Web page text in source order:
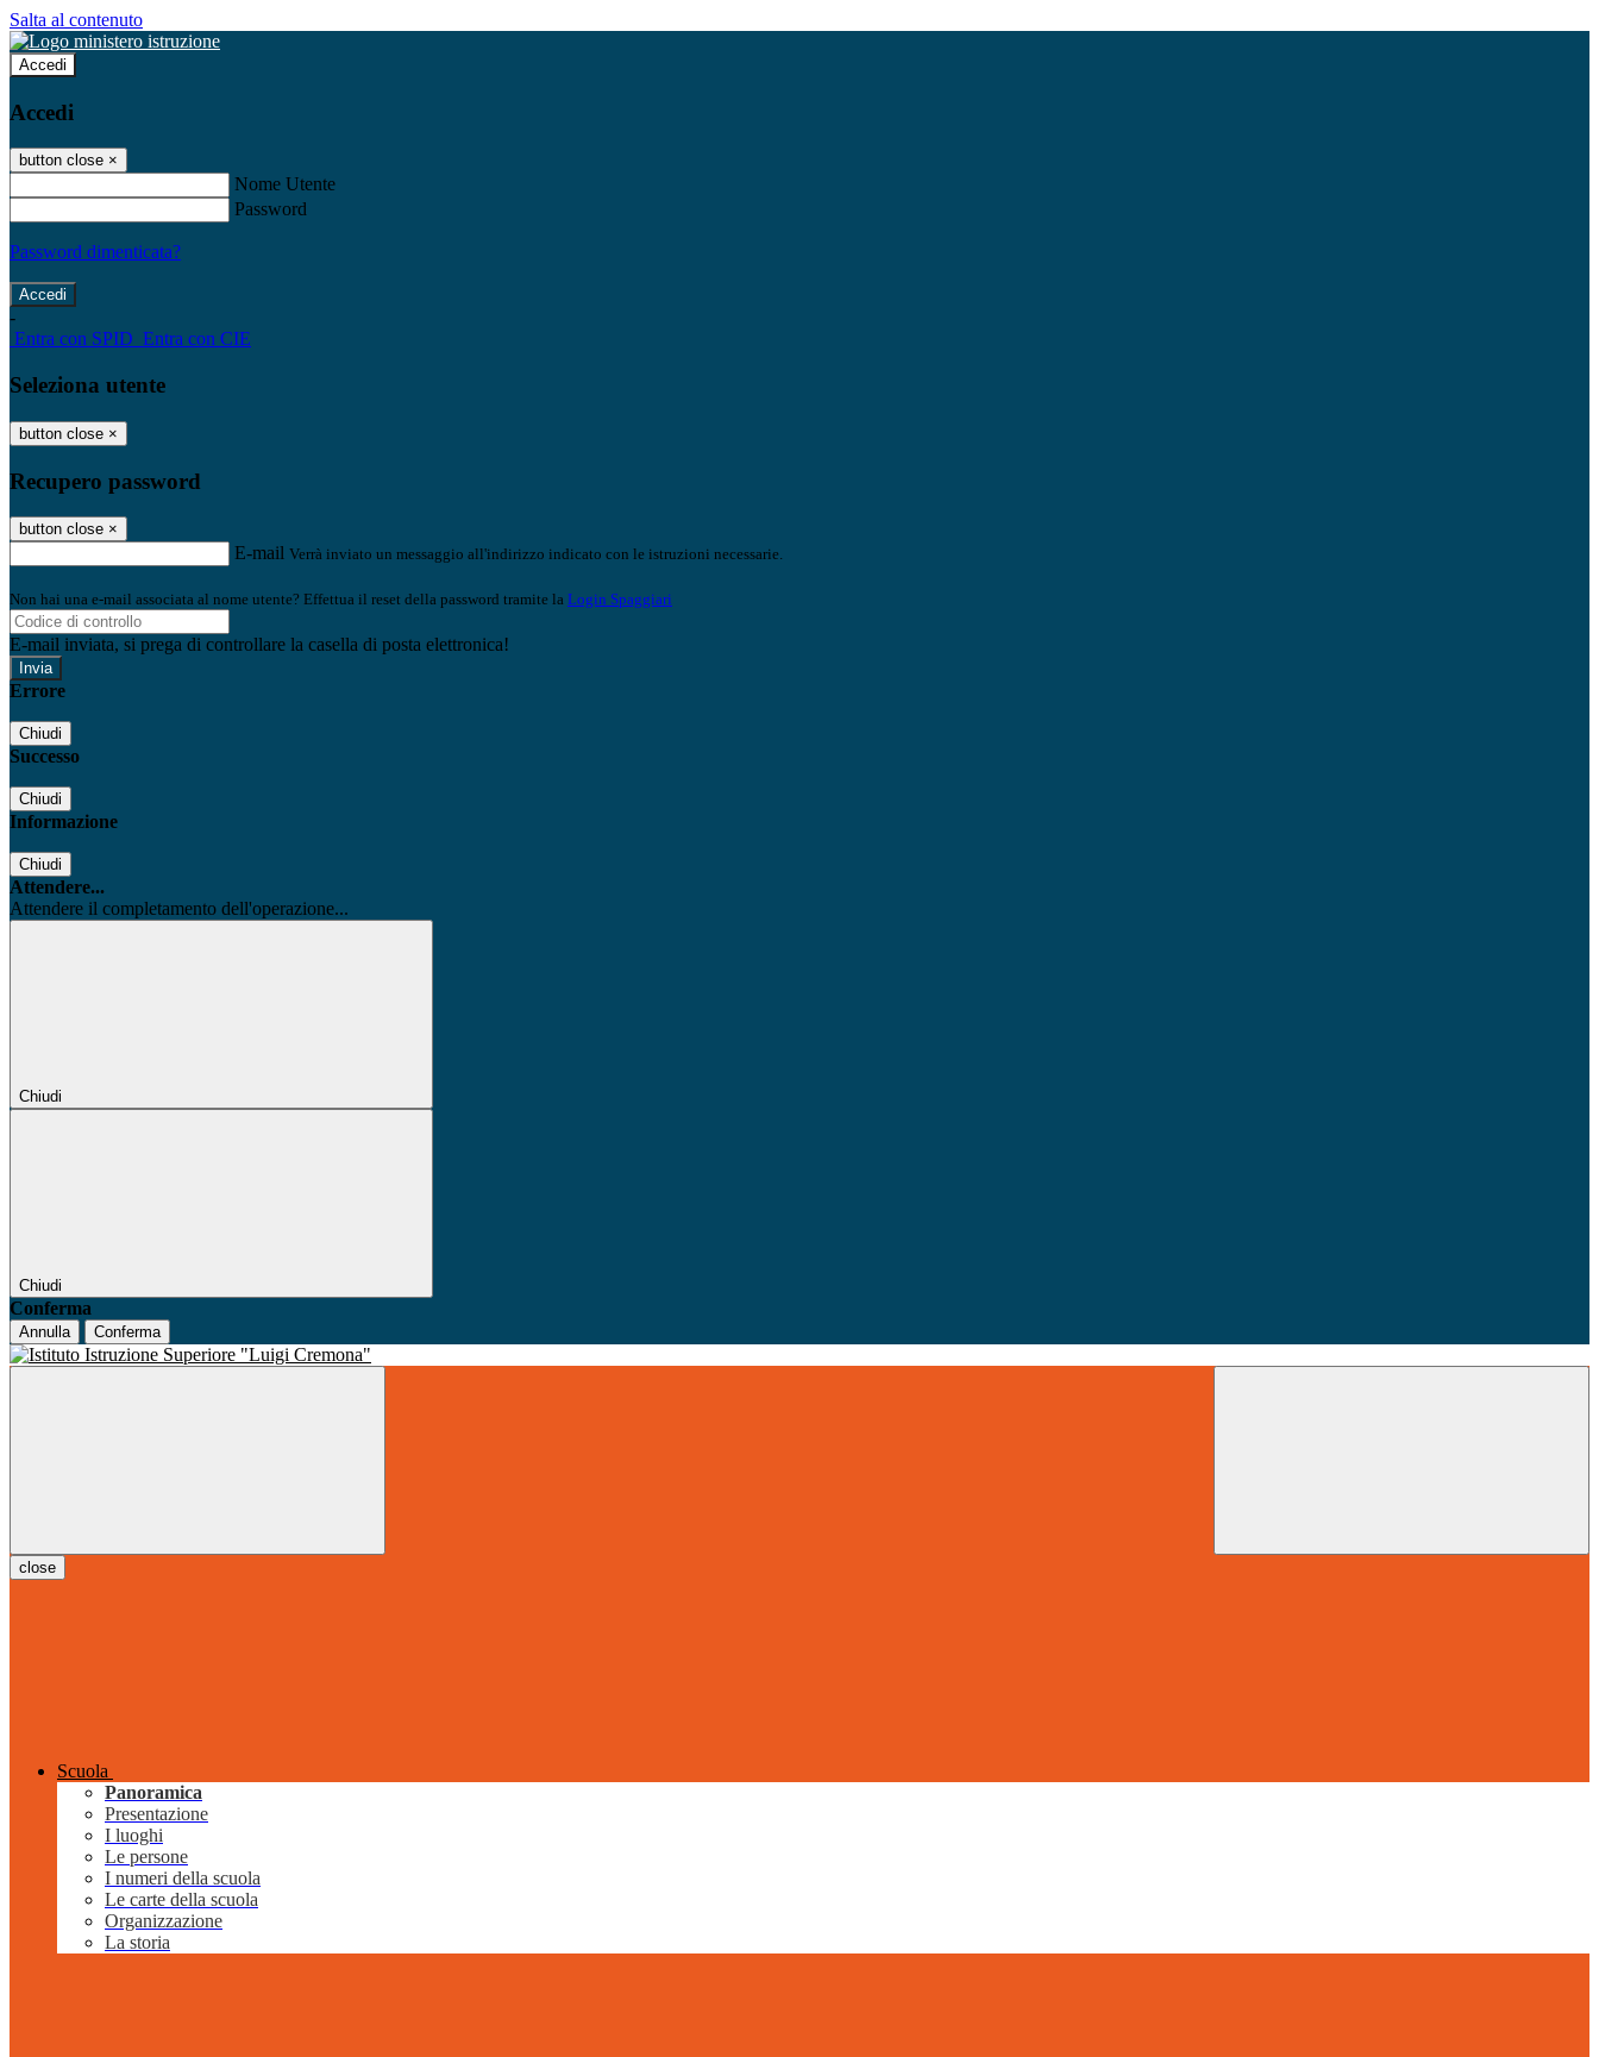
Salta al contenuto
Accedi
Accedi
button close ×
Nome Utente
Password
Password dimenticata?
-
Entra con SPID Entra con CIE
Seleziona utente
button close ×
Recupero password
button close ×
E-mail Verrà inviato un messaggio all'indirizzo indicato con le istruzioni necessarie.
Non hai una e-mail associata al nome utente? Effettua il reset della password tramite la Login Spaggiari
E-mail inviata, si prega di controllare la casella di posta elettronica!
Errore
Chiudi
Successo
Chiudi
Informazione
Chiudi
Attendere...
Attendere il completamento dell'operazione...
Chiudi
Chiudi
Conferma
Annulla Conferma
close
Scuola
Panoramica
Presentazione
I luoghi
Le persone
I numeri della scuola
Le carte della scuola
Organizzazione
La storia